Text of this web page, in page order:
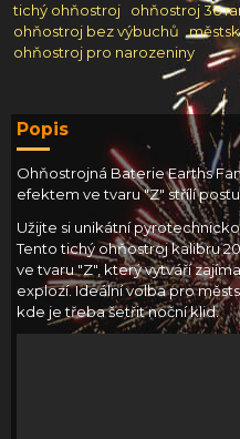
tichý ohňostroj ohňostroj 36
ohňostroj bez výbuchů
ohňostroj pro narozeniny
Popis
Ohňostrojná Baterie Earths
efektem ve tvaru "Z" střílí
Užijte si unikátní
Tento tichý ohňostroj kalibru
ve tvaru "Z", který vytváří
explozí. Ideální volba pro
kde je třeba šetřit noční klid.